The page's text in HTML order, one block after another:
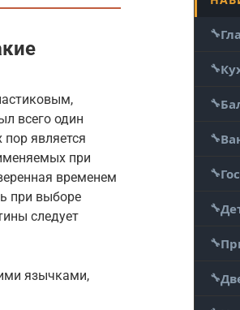
всего один
является
при
временем
при выборе
следует
язычками,